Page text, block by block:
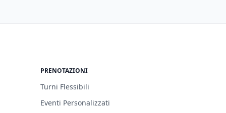
PRENOTAZIONI
Turni Flessibili
Eventi Personalizzati